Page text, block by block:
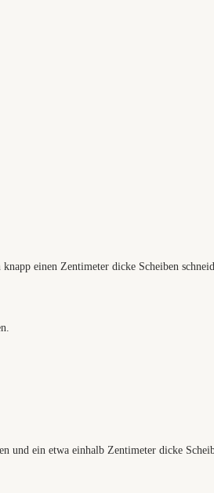
einen Zentimeter dicke Scheiben
und ein etwa einhalb Zentimeter dicke